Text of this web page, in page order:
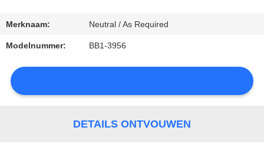
NIEUWS
SITEMAP
Merknaam: Neutral / As Required
Modelnummer: BB1-3956
DETAILS ONTVOUWEN